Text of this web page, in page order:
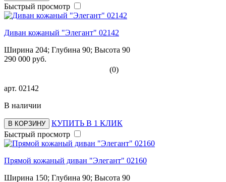
Быстрый просмотр
Диван кожаный "Элегант" 02142
Ширина 204; Глубина 90; Высота 90
290 000 руб.
(0)
арт. 02142
В наличии
В КОРЗИНУ
КУПИТЬ В 1 КЛИК
Быстрый просмотр
Прямой кожаный диван "Элегант" 02160
Ширина 150; Глубина 90; Высота 90